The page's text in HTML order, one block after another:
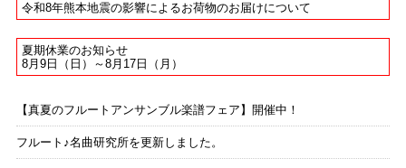
令和8年熊本地震の影響によるお荷物のお届けについて
夏期休業のお知らせ
8月9日（日）～8月17日（月）
【真夏のフルートアンサンブル楽譜フェア】開催中！
フルート♪名曲研究所を更新しました。